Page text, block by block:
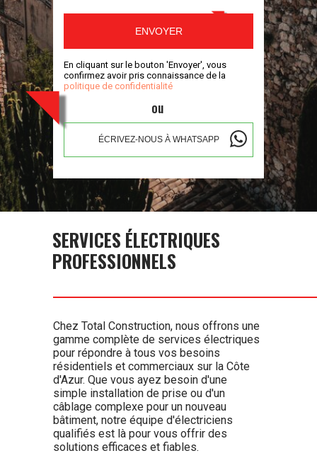
ou
ENVOYER
En cliquant sur le bouton 'Envoyer', vous
confirmez avoir pris connaissance de la
politique de confidentialité
ÉCRIVEZ-NOUS À WHATSAPP
SERVICES ÉLECTRIQUES
PROFESSIONNELS
Chez Total Construction, nous offrons une
gamme complète de services électriques
pour répondre à tous vos besoins
résidentiels et commerciaux sur la Côte
d'Azur. Que vous ayez besoin d'une
simple installation de prise ou d'un
câblage complexe pour un nouveau
bâtiment, notre équipe d'électriciens
qualifiés est là pour vous offrir des
solutions efficaces et fiables.